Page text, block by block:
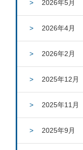
2026年5月
2026年4月
2026年2月
2025年12月
2025年11月
2025年9月